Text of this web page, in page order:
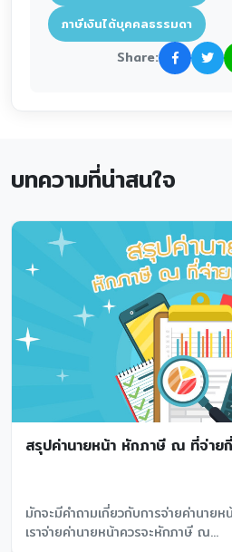
ภาษีเงินได้บุคคลธรรมดา
Share:
บทความที่น่าสนใจ
สรุปค่านายหน้า หักภาษี ณ ที่จ่าย
มักจะมีคำถามเกี่ยวกับการจ่ายค่านายห
เราจ่ายค่านายหน้าควรจะหักภาษี ณ...